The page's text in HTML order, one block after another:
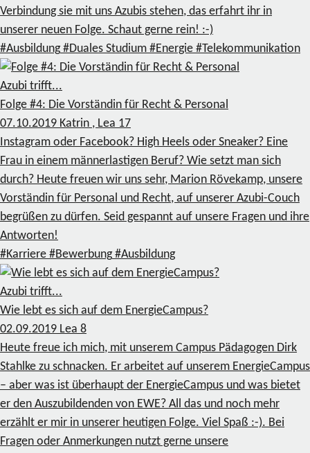
Verbindung sie mit uns Azubis stehen, das erfahrt ihr in
unserer neuen Folge. Schaut gerne rein! :-)
#Ausbildung #Duales Studium #Energie #Telekommunikation
Azubi trifft...
Folge #4: Die Vorständin für Recht & Personal
07.10.2019 Katrin , Lea 17
Instagram oder Facebook? High Heels oder Sneaker? Eine
Frau in einem männerlastigen Beruf? Wie setzt man sich
durch? Heute freuen wir uns sehr, Marion Rövekamp, unsere
Vorständin für Personal und Recht, auf unserer Azubi-Couch
begrüßen zu dürfen. Seid gespannt auf unsere Fragen und ihre
Antworten!
#Karriere #Bewerbung #Ausbildung
Azubi trifft...
Wie lebt es sich auf dem EnergieCampus?
02.09.2019 Lea 8
Heute freue ich mich, mit unserem Campus Pädagogen Dirk
Stahlke zu schnacken. Er arbeitet auf unserem EnergieCampus
– aber was ist überhaupt der EnergieCampus und was bietet
er den Auszubildenden von EWE? All das und noch mehr
erzählt er mir in unserer heutigen Folge. Viel Spaß :-). Bei
Fragen oder Anmerkungen nutzt gerne unsere